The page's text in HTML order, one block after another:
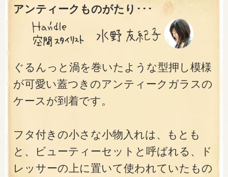
アンティークものがたり･･･
ぐるんっと渦を巻いたような型押し模様
が可愛い蓋つきのアンティークガラスの
ケースが到着です。
フタ付きの小さな小物入れは、もとも
と、ビューティーセットと呼ばれる、ド
レッサーの上に置いて使われていたもの